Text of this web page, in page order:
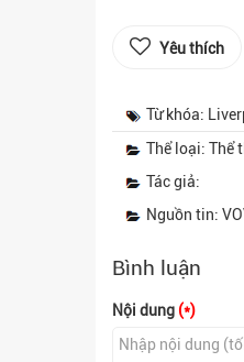
Yêu thích
Từ khóa:
Thể loại: Thể
Tác giả:
Nguồn tin:
Bình luận
Nội dung (*)